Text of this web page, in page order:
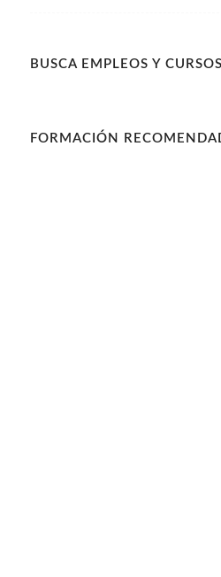
BUSCA EMPLEOS Y
FORMACIÓN